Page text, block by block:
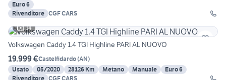
Euro 6
Rivenditore CGF CARS
14
Volkswagen Caddy 1.4 TGI Highline PARI AL NUOVO
19.999 €Castelfidardo(AN)
Usato
05/2020 28126 Km Metano Manuale
Euro 6
Rivenditore CGF CARS